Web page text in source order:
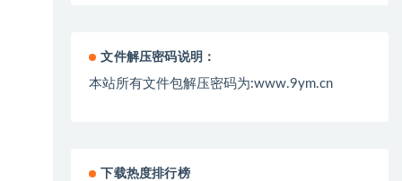
文件解压密码说明：
本站所有文件包解压密码为:www.9ym.cn
下载热度排行榜